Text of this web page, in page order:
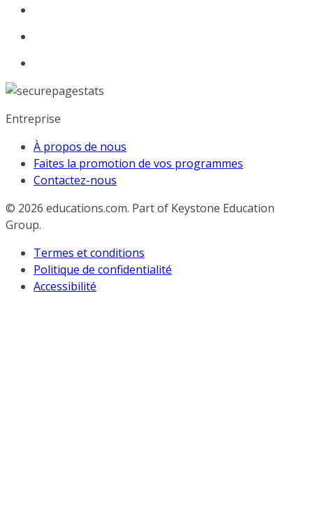
Entreprise
À propos de nous
Faites la promotion de vos programmes
Contactez-nous
© 2026 educations.com. Part of Keystone Education
Group.
Termes et conditions
Politique de confidentialité
Accessibilité